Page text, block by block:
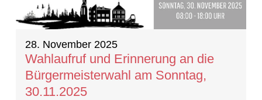
28. November 2025
Wahlaufruf und Erinnerung an die
Bürgermeisterwahl am Sonntag,
30.11.2025